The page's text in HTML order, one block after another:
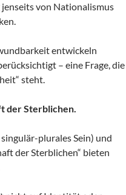
von Nationalismus
entwickeln
– eine Frage, die
steht.
der Sterblichen.
plurales Sein) und
der Sterblichen“ bieten